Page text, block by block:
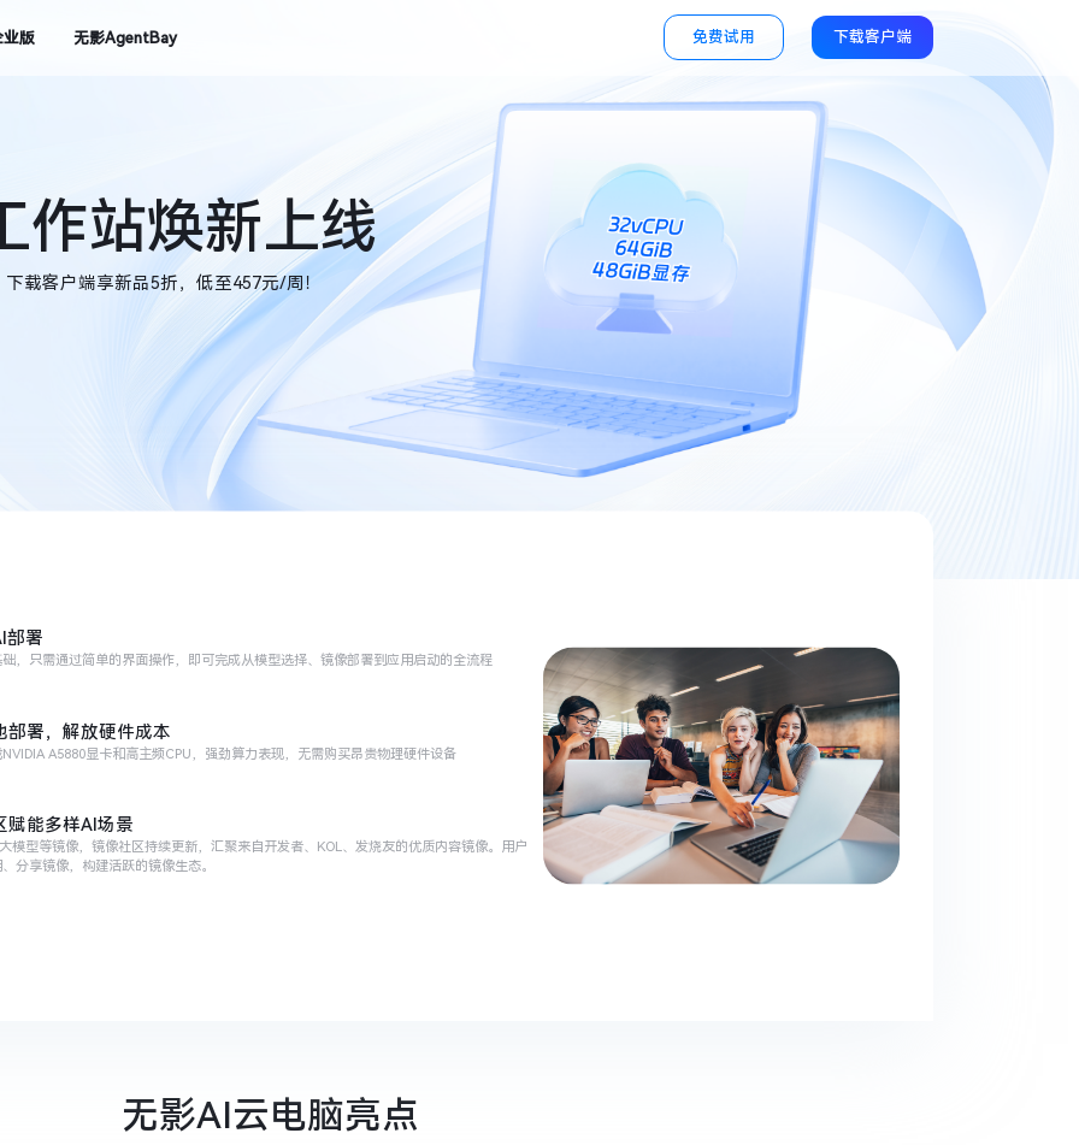
业版 无影AgentBay 免费试用 下载客户端
作站焕新上线
载客户端享新品5折，低至457元/周！
部署
，只需通过简单的界面操作，即可完成从模型选择、镜像部署到应用启动的全流程
部署，解放硬件成本
A5880显卡和高主频CPU，强劲算力表现，无需购买昂贵物理硬件设备
赋能多样AI场景
模型等镜像，镜像社区持续更新，汇聚来自开发者、KOL、发烧友的优质内容镜像。用户
分享镜像，构建活跃的镜像生态。
无影AI云电脑亮点